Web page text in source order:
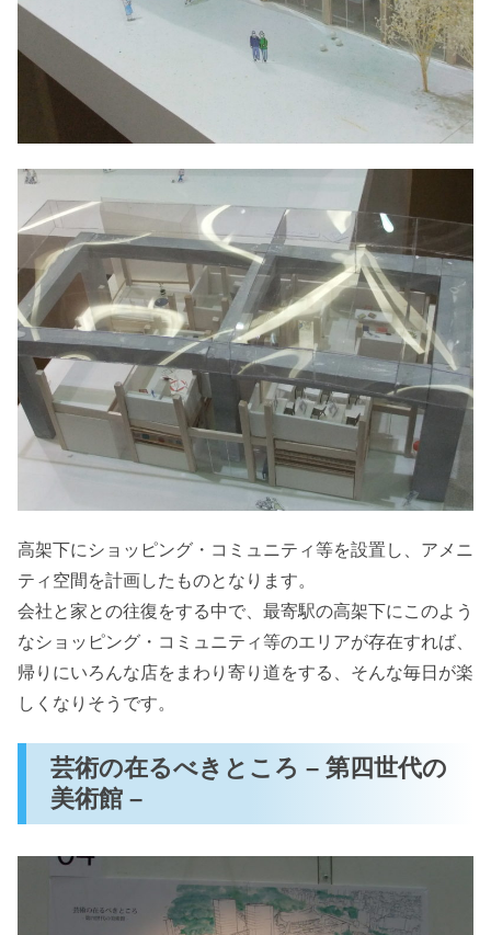
高架下にショッピング・コミュニティ等を設置し、アメニ
ティ空間を計画したものとなります。
会社と家との往復をする中で、最寄駅の高架下にこのよう
なショッピング・コミュニティ等のエリアが存在すれば、
帰りにいろんな店をまわり寄り道をする、そんな毎日が楽
しくなりそうです。
芸術の在るべきところ – 第四世代の
美術館 –